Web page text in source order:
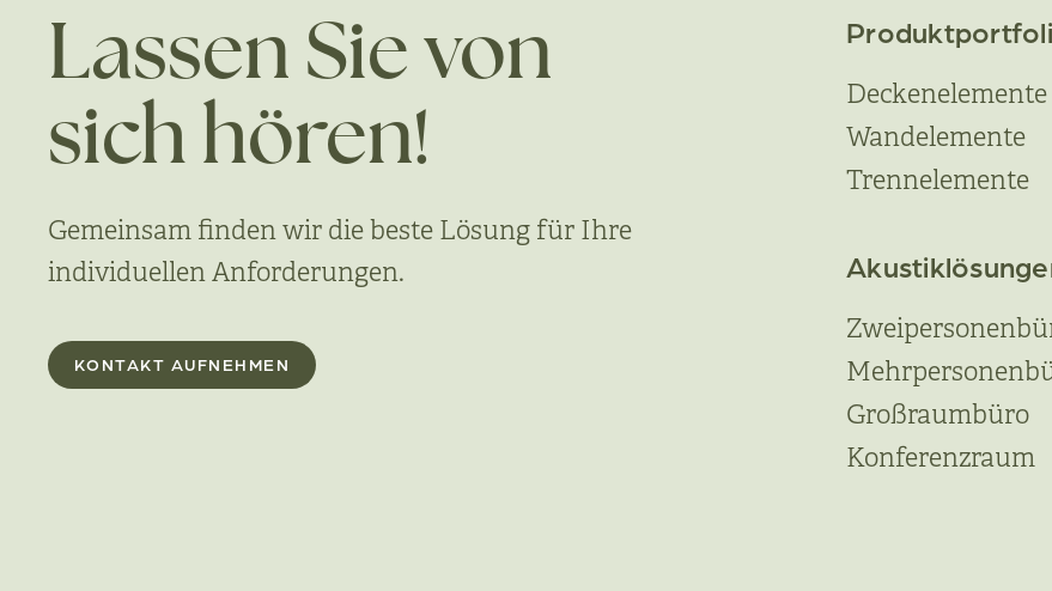
Lassen Sie von
sich hören!
Gemeinsam finden wir die beste Lösung für Ihre
individuellen Anforderungen.
KONTAKT AUFNEHMEN
Deckenelemente
Wandelemente
Trennelemente
Großraumbüro
Konferenzraum